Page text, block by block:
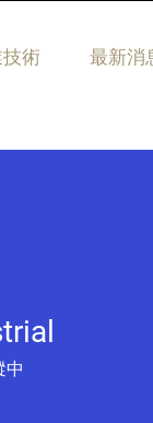
術 最新消
中